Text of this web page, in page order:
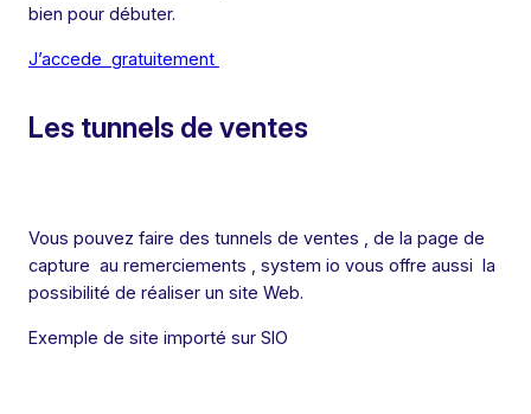
bien pour débuter.
J’accede gratuitement
Les tunnels de ventes
Vous pouvez faire des tunnels de ventes , de la page de
capture au remerciements , system io vous offre aussi la
possibilité de réaliser un site Web.
Exemple de site importé sur SIO